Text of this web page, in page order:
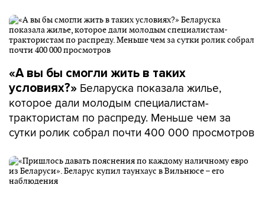
«А вы бы смогли жить в таких
условиях?» Беларуска показала жилье,
которое дали молодым специалистам-
трактористам по распреду. Меньше чем за
сутки ролик собрал почти 400 000 просмотров